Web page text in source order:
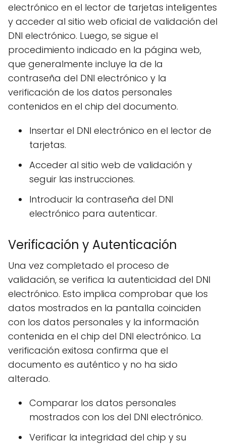
electrónico en el lector de tarjetas inteligentes
y acceder al sitio web oficial de validación del
DNI electrónico. Luego, se sigue el
procedimiento indicado en la página web,
que generalmente incluye la de la
contraseña del DNI electrónico y la
verificación de los datos personales
contenidos en el chip del documento.
Insertar el DNI electrónico en el lector de
tarjetas.
Acceder al sitio web de validación y
seguir las instrucciones.
Introducir la contraseña del DNI
electrónico para autenticar.
Verificación y Autenticación
Una vez completado el proceso de
validación, se verifica la autenticidad del DNI
electrónico. Esto implica comprobar que los
datos mostrados en la pantalla coinciden
con los datos personales y la información
contenida en el chip del DNI electrónico. La
verificación exitosa confirma que el
documento es auténtico y no ha sido
alterado.
Comparar los datos personales
mostrados con los del DNI electrónico.
Verificar la integridad del chip y su